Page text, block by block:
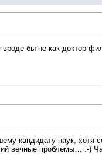
вроде бы не как доктор
кандидату наук, хотя
вечные проблемы… :-)